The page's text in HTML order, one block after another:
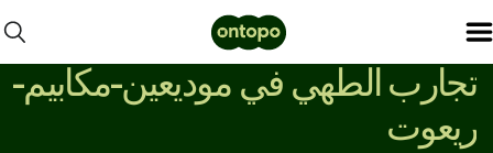
تجارب الطهي في موديعين-مكابيم-
ريعوت